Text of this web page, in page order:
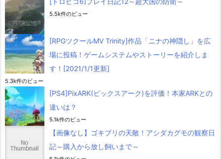
5.5k件のビュー
[RPGツクールMV Trinity]作品「ニナの神隠し」を広
場に投稿！ゲームシステムやストーリーを紹介しま
す！[2021/1/1更新]
5.3k件のビュー
[PS4]PixARK(ピックスアーク)を評価！本家ARKとの
違いは？
5.1k件のビュー
【画像なし】ゴキブリの天敵！アシダカグモの観察日
記～購入から放し飼いまで～